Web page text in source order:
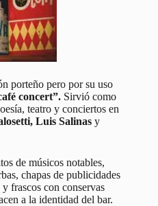
porteño pero por su uso
concert”. Sirvió como
teatro y conciertos en
Luis Salinas y
de músicos notables,
chapas de publicidades
frascos con conservas
a la identidad del bar.